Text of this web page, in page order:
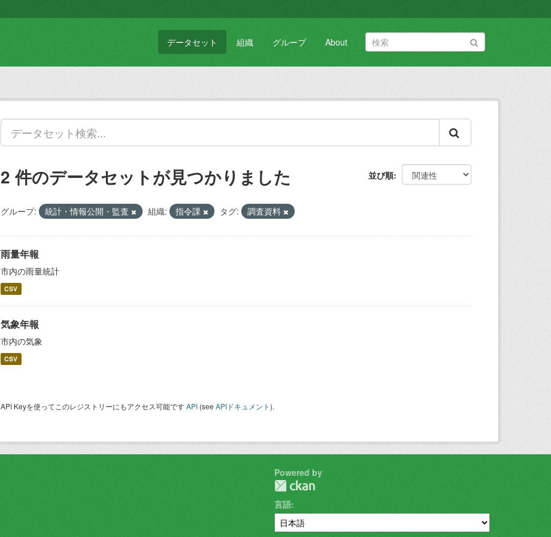
データセット 組織 グループ About
並び順
2 件のデータセットが見つかりました
グループ: 統計・情報公開・監査 組織: 指令課 タグ: 調査資料
雨量年報
市内の雨量統計
CSV
気象年報
市内の気象
CSV
API Keyを使ってこのレジストリーにもアクセス可能ですAPI (see APIドキュメント).
Powered by
言語